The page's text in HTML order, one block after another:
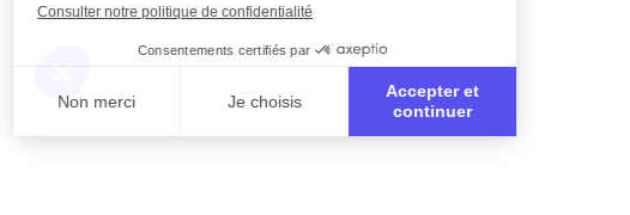
Consulter notre politique de confidentialité
Consentements certifiés par
Non merci Je choisis
Accepter et
continuer